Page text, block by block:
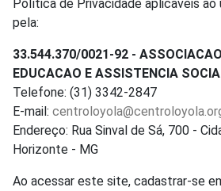
Política de Privacidade aplicáveis
pela:
33.544.370/0021-92 -
EDUCACAO E ASSISTENCIA
Telefone: (31) 3342-2847
E-mail:
Endereço: Rua Sinval de Sá, 700 -
Horizonte - MG
Ao acessar este site, cadastrar-se